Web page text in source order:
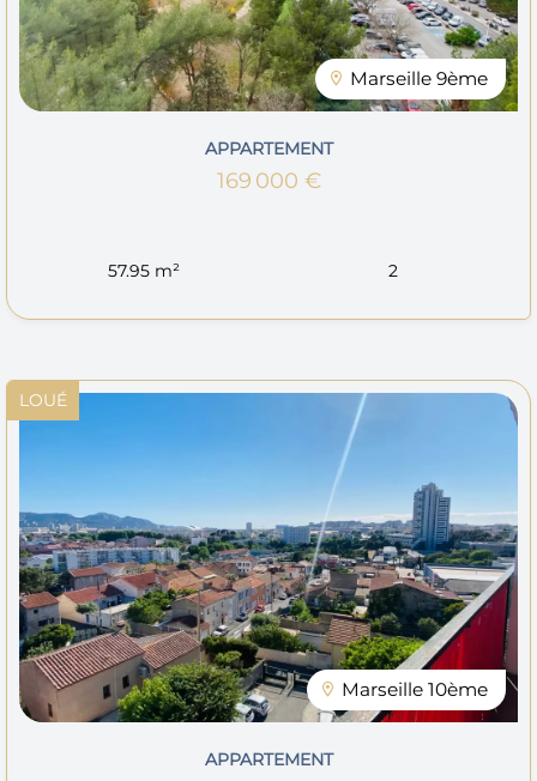
Marseille 9ème
APPARTEMENT
169 000 €
57.95 m² 2
Marseille 10ème
APPARTEMENT
LOUÉ